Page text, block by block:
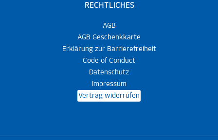
RECHTLICHES
AGB
AGB Geschenkkarte
Erklärung zur Barrierefreiheit
Code of Conduct
Datenschutz
Impressum
Vertrag widerrufen